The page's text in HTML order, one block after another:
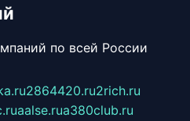
по всей России
2864420.ru2rich.ru
aalse.rua380club.ru